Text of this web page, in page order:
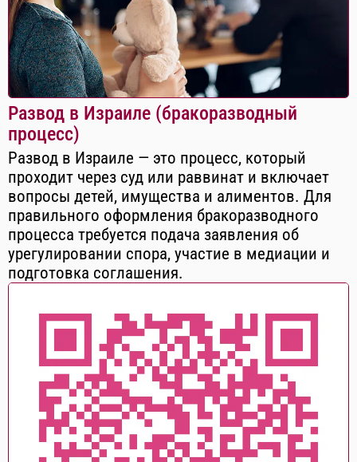
Развод в Израиле (бракоразводный
процесс)
Развод в Израиле — это процесс, который
проходит через суд или раввинат и включает
вопросы детей, имущества и алиментов. Для
правильного оформления бракоразводного
процесса требуется подача заявления об
урегулировании спора, участие в медиации и
подготовка соглашения.